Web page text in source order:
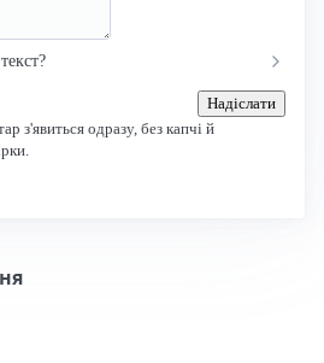
Надіслати
з'явиться одразу, без капчі й